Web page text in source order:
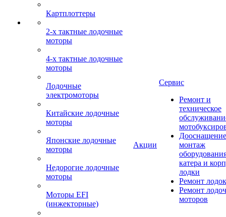
Картплоттеры
2-х тактные лодочные
моторы
4-х тактные лодочные
моторы
Лодочные
электромоторы
Китайские лодочные
моторы
Японские лодочные
моторы
Недорогие лодочные
моторы
Моторы EFI
(инжекторные)
Акции
Сервис
Ремонт и
техническое
монтаж
катера и
лодки
Ремонт
Ремонт
моторов